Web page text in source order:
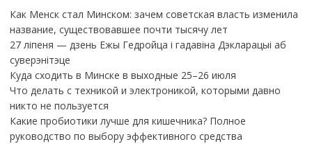
Как Менск стал Минском: зачем советская власть изменила
название, существовавшее почти тысячу лет
27 ліпеня — дзень Ежы Гедройца і гадавіна Дэкларацыі аб
суверэнітэце
Куда сходить в Минске в выходные 25–26 июля
Что делать с техникой и электроникой, которыми давно
никто не пользуется
Какие пробиотики лучше для кишечника? Полное
руководство по выбору эффективного средства